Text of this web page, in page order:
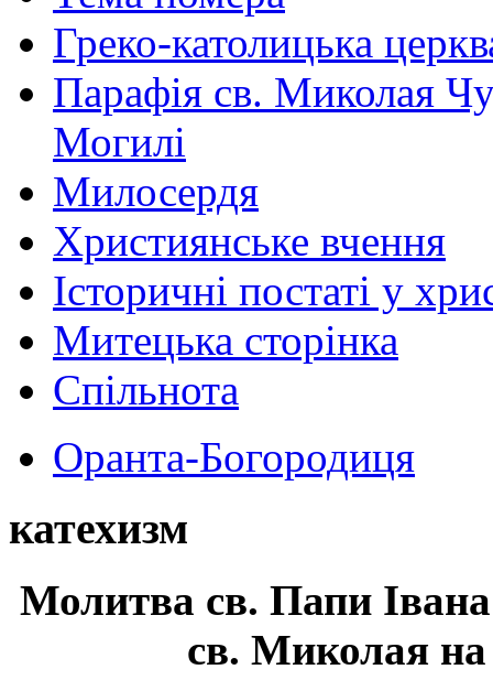
Греко-католицька
Парафія св. Миколая
Могилі
Милосердя
Християнське вчення
Історичні постаті у
Митецька сторінка
Спільнота
Оранта-Богородиця
катехизм
Молитва св. Папи
св. Миколая на